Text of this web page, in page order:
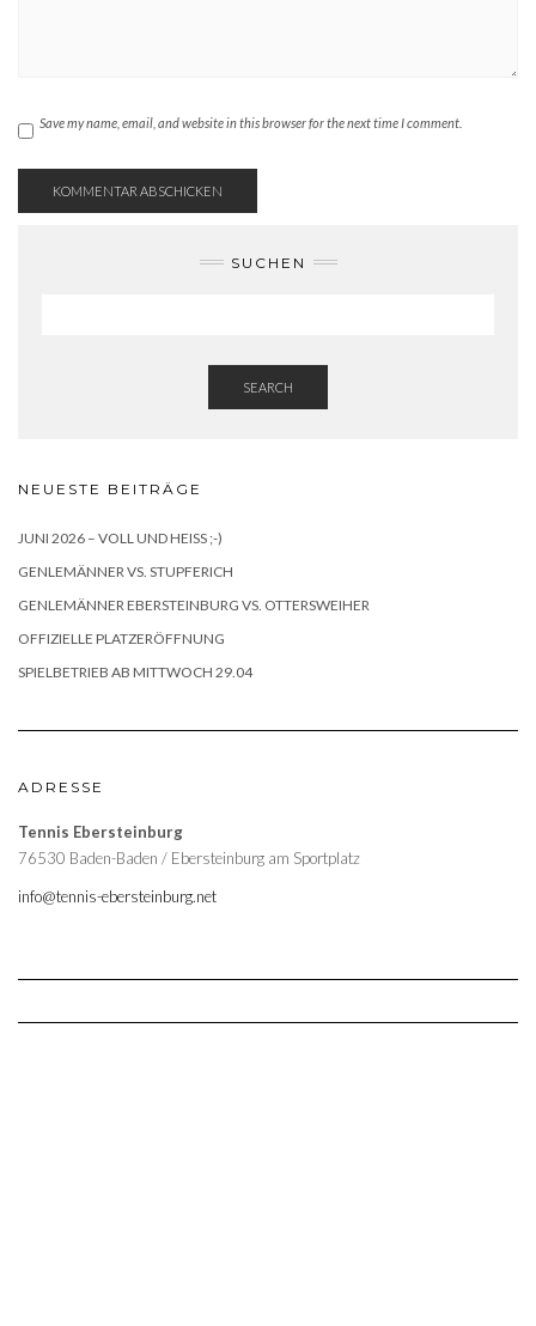
Save my name, email, and website in this browser for the next time I comment.
SUCHEN
SEARCH
NEUESTE BEITRÄGE
JUNI 2026 – VOLL UND HEISS ;-)
GENLEMÄNNER VS. STUPFERICH
GENLEMÄNNER EBERSTEINBURG VS. OTTERSWEIHER
OFFIZIELLE PLATZERÖFFNUNG
SPIELBETRIEB AB MITTWOCH 29.04
ADRESSE
Tennis Ebersteinburg
76530 Baden-Baden / Ebersteinburg am Sportplatz
info@tennis-ebersteinburg.net